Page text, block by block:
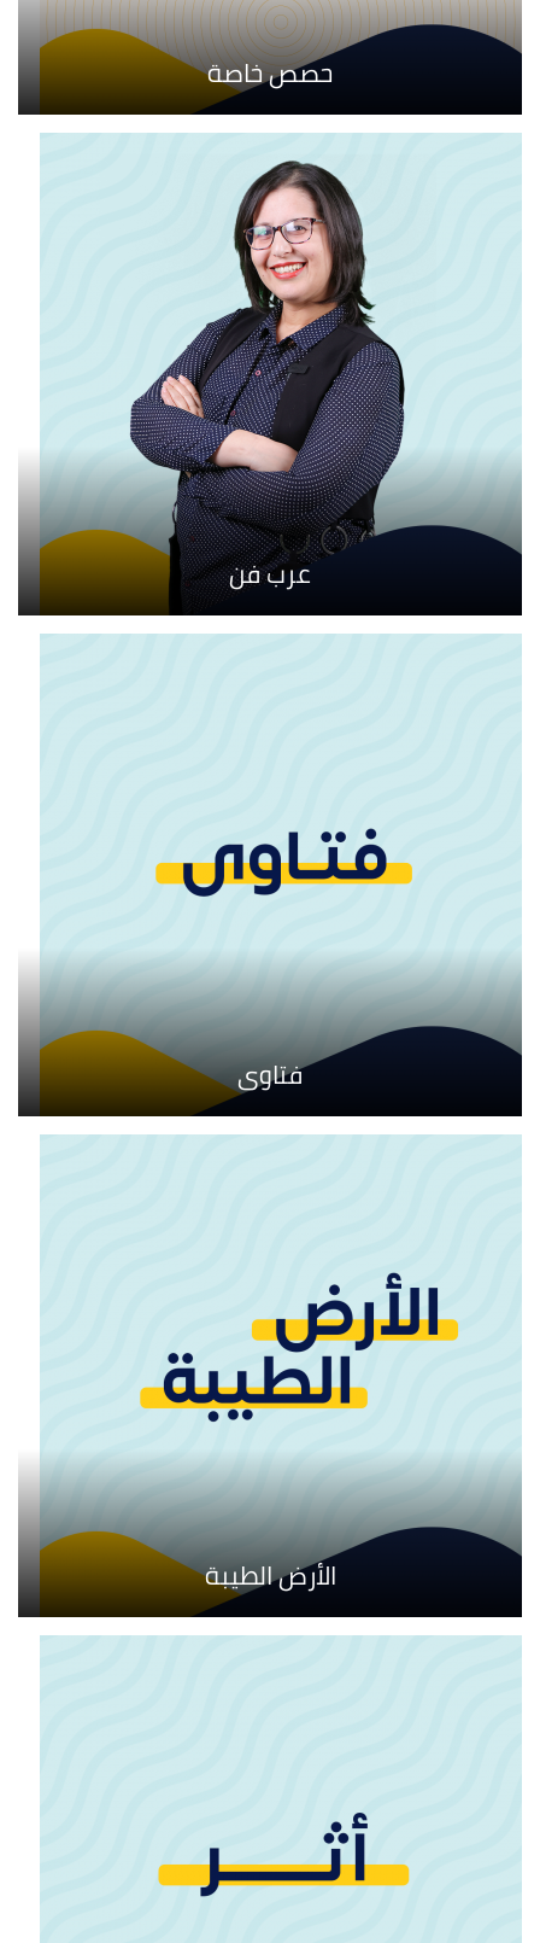
حصص خاصة
عرب فن
فتاوى
الأرض الطيبة